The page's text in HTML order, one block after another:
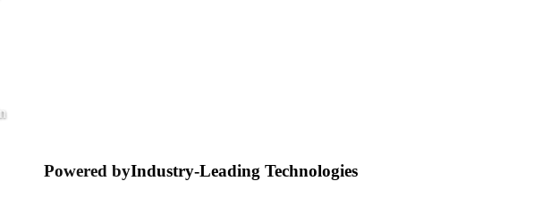
Powered byIndustry-Leading Technologies